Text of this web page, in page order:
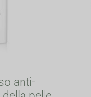
anti-